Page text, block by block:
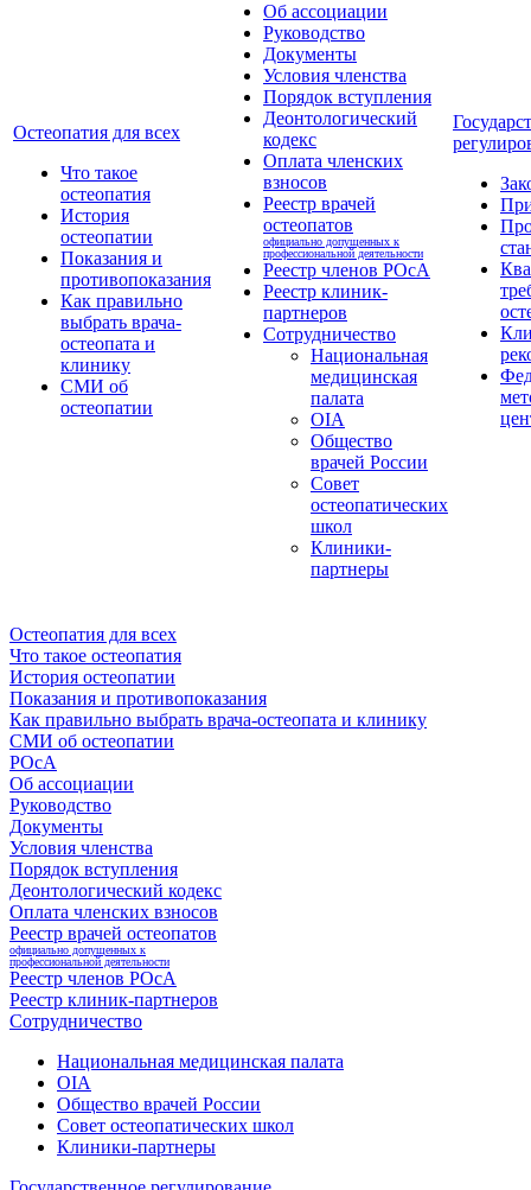
Остеопатия для всех
Что такое
остеопатия
История
остеопатии
Показания и
противопоказания
Как правильно
выбрать врача-
остеопата и
клинику
СМИ об
остеопатии
Об ассоциации
Руководство
Документы
Условия членства
Порядок вступления
Деонтологический
кодекс
Оплата членских
взносов
Реестр врачей
остеопатов
официально допущенных к
профессиональной деятельности
Реестр членов РОсА
Реестр клиник-
партнеров
Сотрудничество
Национальная
медицинская
палата
OIA
Общество
врачей России
Совет
остеопатических
школ
Клиники-
партнеры
Остеопатия для всех
Что такое остеопатия
История остеопатии
Показания и противопоказания
Как правильно выбрать врача-остеопата и клинику
СМИ об остеопатии
РОсА
Об ассоциации
Руководство
Документы
Условия членства
Порядок вступления
Деонтологический кодекс
Оплата членских взносов
Реестр врачей остеопатов
официально допущенных к
профессиональной деятельности
Реестр членов РОсА
Реестр клиник-партнеров
Сотрудничество
Национальная медицинская палата
OIA
Общество врачей России
Совет остеопатических школ
Клиники-партнеры